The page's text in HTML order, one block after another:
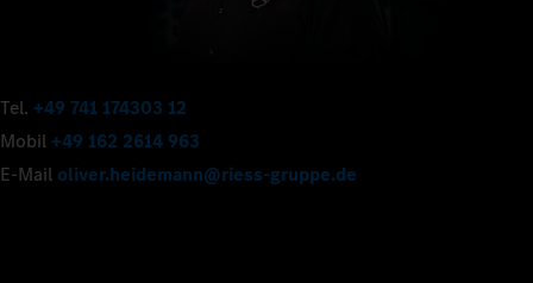
Tel. +49 741 174303 12
Mobil+49 162 2614 963
E-Mail oliver.heidemann@riess-gruppe.de